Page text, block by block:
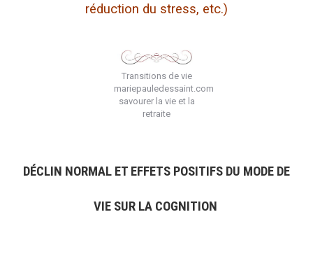
réduction du stress, etc.)
Transitions de vie
mariepauledessaint.com
savourer la vie et la
retraite
DÉCLIN NORMAL ET EFFETS POSITIFS DU MODE DE
VIE SUR LA COGNITION